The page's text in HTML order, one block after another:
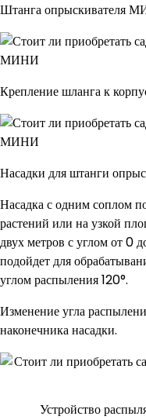
Штанга опрыскивателя
Крепление шланга к
Насадки для штанги
Насадка с одним соплом
растений или на узкой
двух метров с углом от 0
подойдет для
углом распыления 120°.
Изменение угла
наконечника насадки.
Устройство